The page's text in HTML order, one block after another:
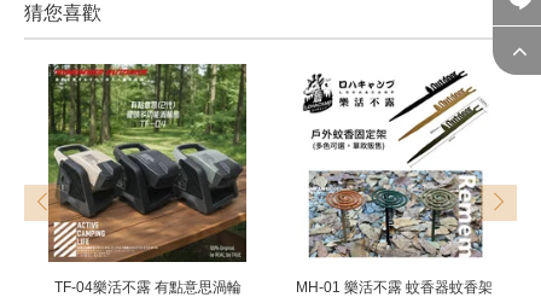
猜您喜歡
TF-04樂活不露 有點意思渦輪
MH-01 樂活不露 蚊香器蚊香架
prev next